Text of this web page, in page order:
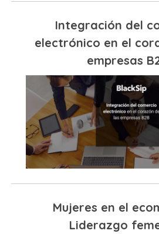
Integración del
electrónico en el
empresas
Mujeres en el
Liderazgo